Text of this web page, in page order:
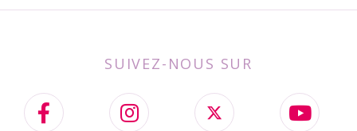
SUIVEZ-NOUS SUR